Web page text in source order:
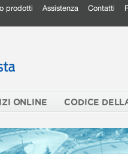
prodotti Assistenza Contatti
ONLINE CODICE